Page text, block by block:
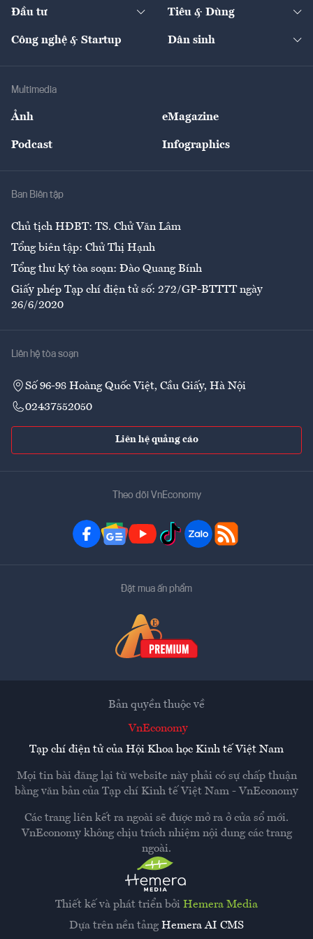
Quản trị số
Tư vấn
Thị trường
Nông sản
The Guide
Đầu tư Tiêu & Dùng
Giải trí
Công nghệ & Startup Dân sinh
Multimedia
Ảnh eMagazine
Podcast Infographics
Ban Biên tập
Chủ tịch HĐBT: TS. Chử Văn Lâm
Tổng biên tập: Chử Thị Hạnh
Tổng thư ký tòa soạn: Đào Quang Bính
Giấy phép Tạp chí điện tử số: 272/GP-BTTTT ngày
26/6/2020
Liên hệ tòa soạn
Số 96-98 Hoàng Quốc Việt, Cầu Giấy, Hà Nội
02437552050
Liên hệ quảng cáo
Theo dõi VnEconomy
Đặt mua ấn phẩm
Thiết kế và phát triển bởi Hemera Media
Dựa trên nền tảng Hemera AI CMS
Bản quyền thuộc về
VnEconomy
Tạp chí điện tử của Hội Khoa học Kinh tế Việt Nam
Mọi tin bài đăng lại từ website này phải có sự chấp thuận
bằng văn bản của Tạp chí Kinh tế Việt Nam - VnEconomy
Các trang liên kết ra ngoài sẽ được mở ra ở cửa sổ mới.
VnEconomy không chịu trách nhiệm nội dung các trang
ngoài.